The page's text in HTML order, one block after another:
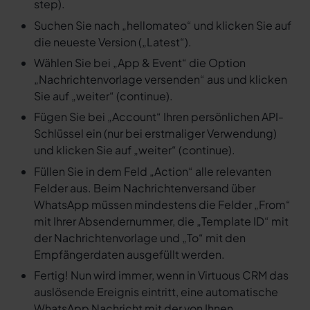
step).
Suchen Sie nach „hellomateo“ und klicken Sie auf
die neueste Version („Latest“).
Wählen Sie bei „App & Event“ die Option
„Nachrichtenvorlage versenden“ aus und klicken
Sie auf „weiter“ (continue).
Fügen Sie bei „Account“ Ihren persönlichen API-
Schlüssel ein (nur bei erstmaliger Verwendung)
und klicken Sie auf „weiter“ (continue).
Füllen Sie in dem Feld „Action“ alle relevanten
Felder aus. Beim Nachrichtenversand über
WhatsApp müssen mindestens die Felder „From“
mit Ihrer Absendernummer, die „Template ID“ mit
der Nachrichtenvorlage und „To“ mit den
Empfängerdaten ausgefüllt werden.
Fertig! Nun wird immer, wenn in Virtuous CRM das
auslösende Ereignis eintritt, eine automatische